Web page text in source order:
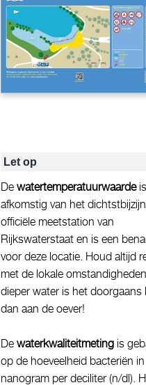
Let op
De watertemperatuurwaardeis
afkomstig van het
officiële meetstation van
Rijkswaterstaat en is een
voor deze locatie. Houd altijd
met de lokale
dieper water is het doorgaans
dan aan de oever!
De waterkwaliteitmeting is
op de hoeveelheid bacteriën in
nanogram per deciliter (n/dl).